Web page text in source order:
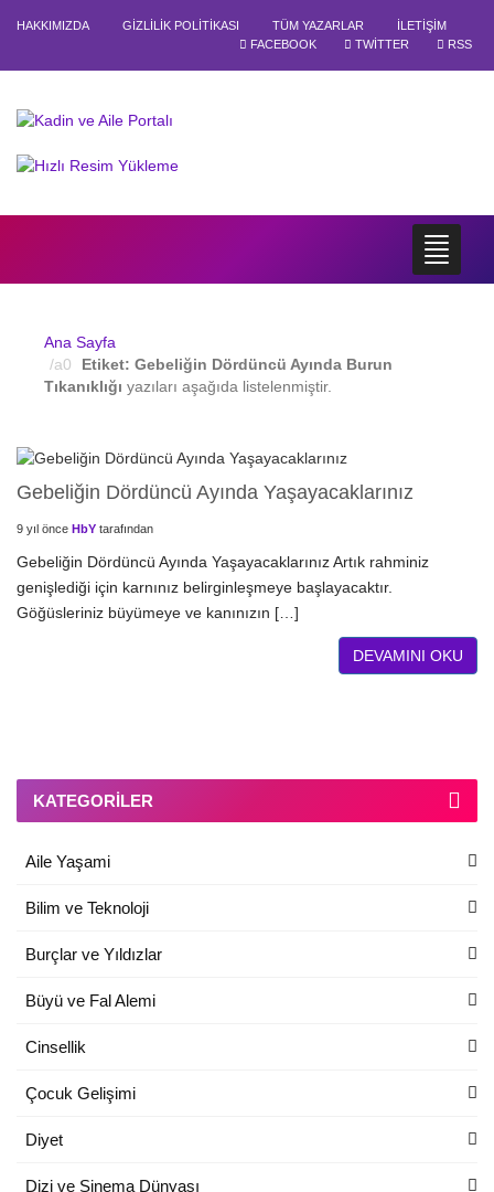
HAKKIMIZDA GIZLILIK POLITIKASI TÜM YAZARLAR
İLETIŞIM
FACEBOOK
TWITTER RSS
Ana Sayfa
Etiket: Gebeliğin Dördüncü Ayında Burun
Tıkanıklığı yazıları aşağıda listelenmiştir.
Gebeliğin Dördüncü Ayında Yaşayacaklarınız
9 yıl önce HbY tarafından
Gebeliğin Dördüncü Ayında Yaşayacaklarınız Artık rahminiz
genişlediği için karnınız belirginleşmeye başlayacaktır.
Göğüsleriniz büyümeye ve kanınızın […]
DEVAMINI OKU
KATEGORILER
Aile Yaşami
Bilim ve Teknoloji
Burçlar ve Yıldızlar
Büyü ve Fal Alemi
Cinsellik
Çocuk Gelişimi
Diyet
Dizi ve Sinema Dünyası